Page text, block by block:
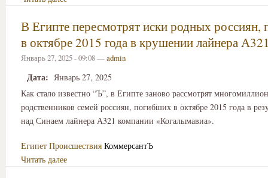
В Египте пересмотрят иски родных
в октябре 2015 года в крушении лайнера
Январь 27, 2025 - 09:08 —admin
Дата: Январь 27, 2025
Как стало известно “Ъ”, в Египте заново рассмотрят
родственников семей россиян, погибших в октябре 2015 года в
над Синаем лайнера А321 компании «Когалымавиа».
Египет Происшествия КоммерсантЪ
Читать далее